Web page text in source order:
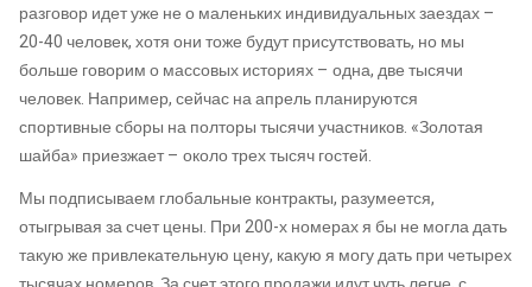
разговор идет уже не о маленьких индивидуальных заездах –
20-40 человек, хотя они тоже будут присутствовать, но мы
больше говорим о массовых историях – одна, две тысячи
человек. Например, сейчас на апрель планируются
спортивные сборы на полторы тысячи участников. «Золотая
шайба» приезжает – около трех тысяч гостей.
Мы подписываем глобальные контракты, разумеется,
отыгрывая за счет цены. При 200-х номерах я бы не могла дать
такую же привлекательную цену, какую я могу дать при четырех